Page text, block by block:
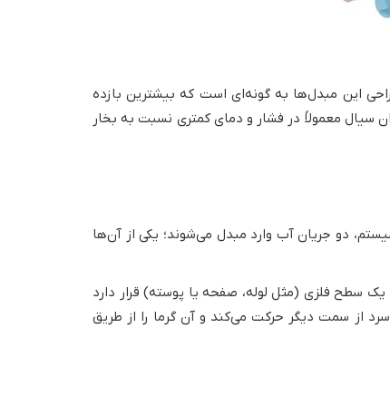
این مبدل‌ها به گونه‌ای است که بیشترین بازده
سیال معمولاً در فشار و دمای کمتری نسبت به بخار
دو جریان آب وارد مبدل می‌شوند؛ یکی از آن‌ها
سطح فلزی (مثل لوله، صفحه یا پوسته) قرار دارد
از سمت دیگر حرکت می‌کند و آن گرما را از طریق